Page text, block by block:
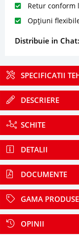
Retur conform
Opțiuni
Distribuie in Chat:
SPECIFICATII
DESCRIERE
SCHITE
DETALII
DOCUMENTE
GAMA PRODUSE
OPINII